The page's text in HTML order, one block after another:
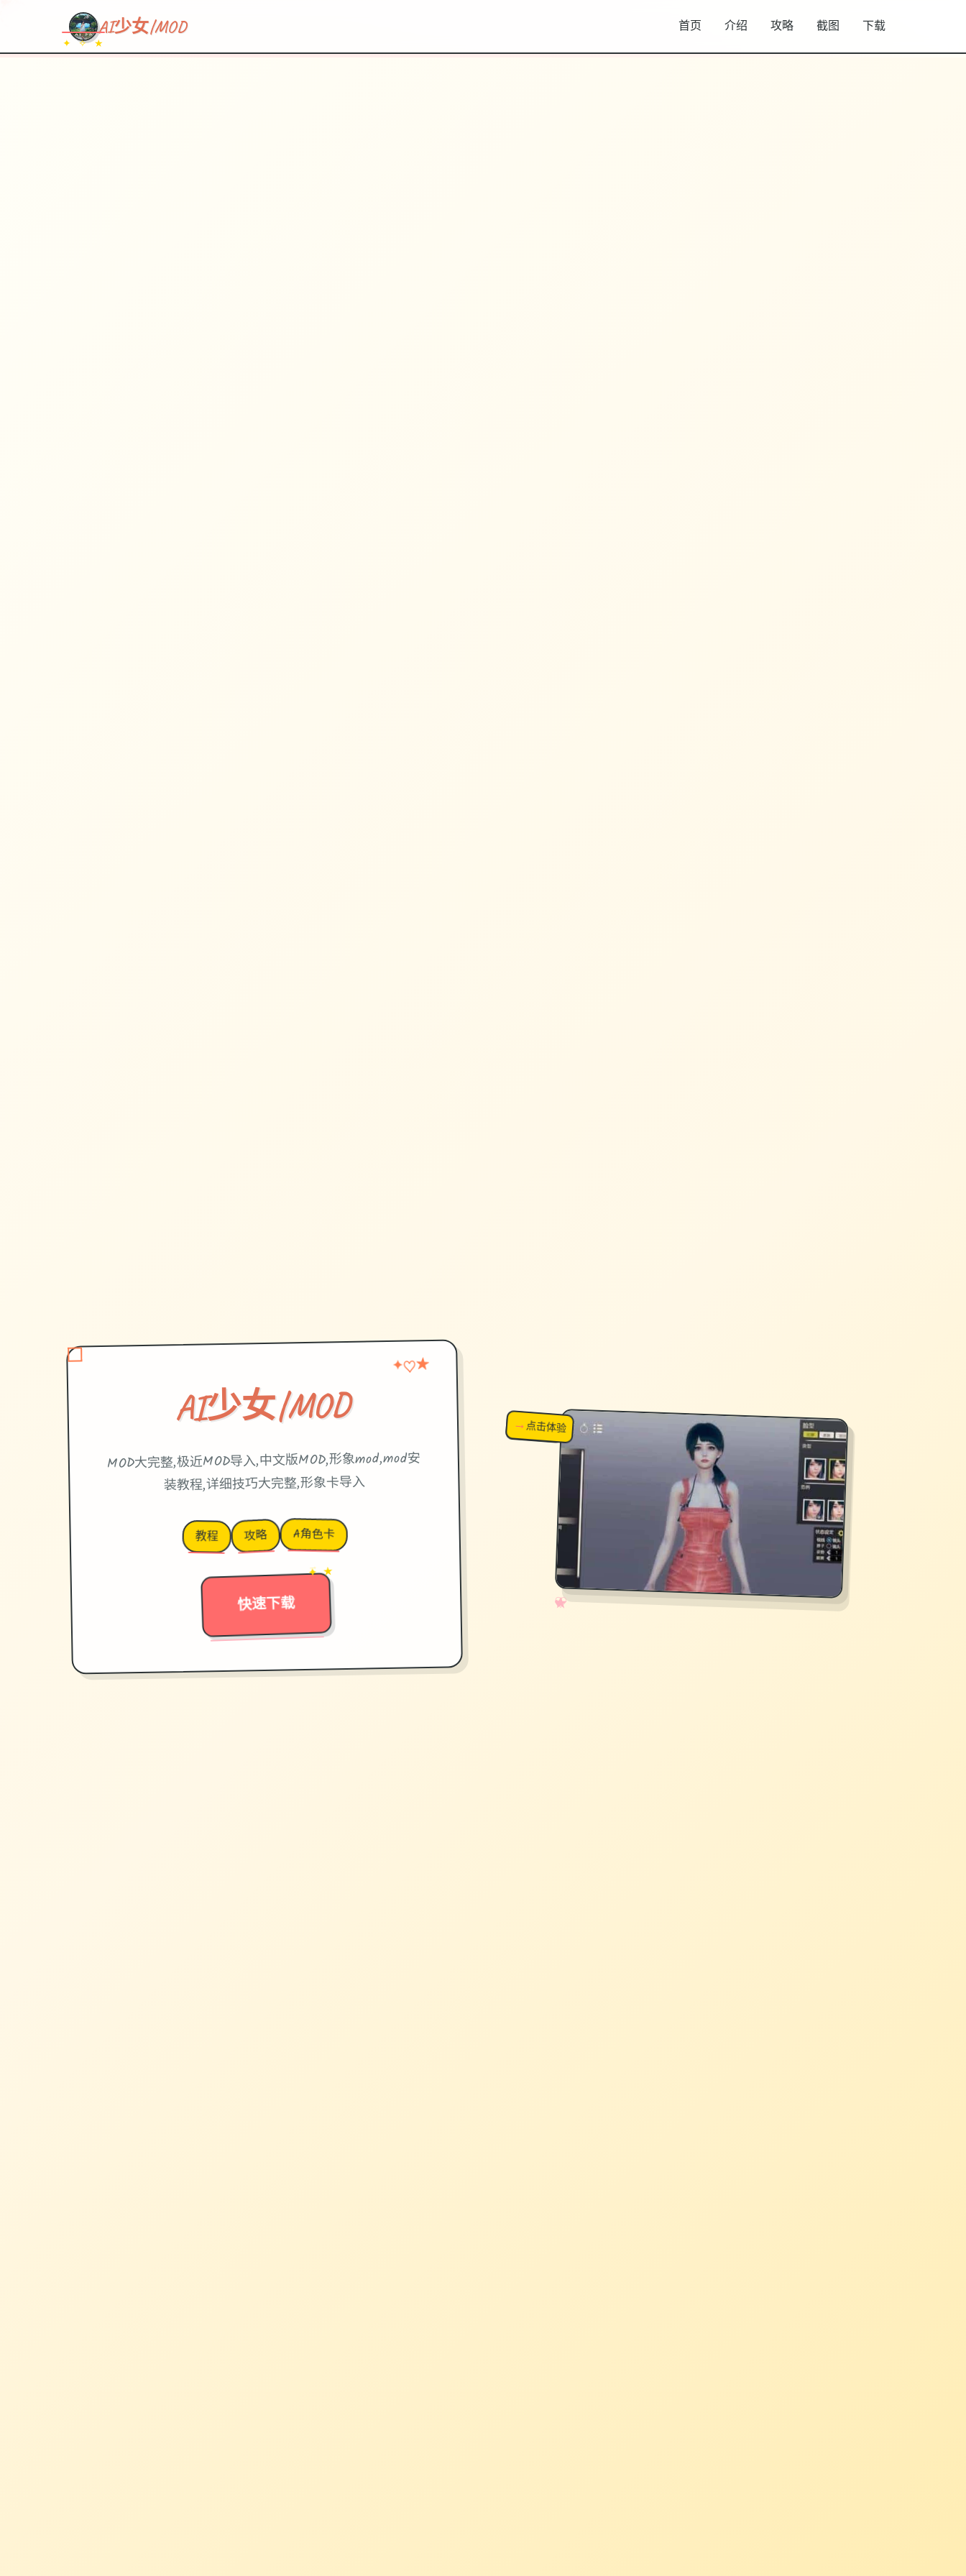
✦ ✧ ★
AI少女|MOD 首页 介绍 攻略 截图 下载
AI少女|MOD
✦♡★
MOD大完整,极近MOD导入,中文版MOD,形象mod,mod安
装教程,详细技巧大完整,形象卡导入
教程 攻略 A角色卡
快速下载
✦ ★
✧
♡
★
♥
↗超棒！
→点击体验